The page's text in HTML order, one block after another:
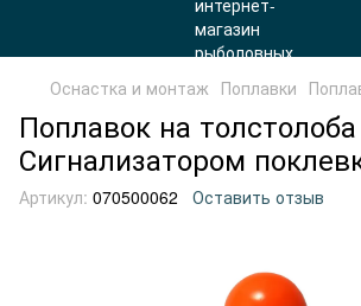
Оснастка и монтаж Поплавки
Поплавок на
Сигнализатором
Артикул: 070500062 Оставить отзыв